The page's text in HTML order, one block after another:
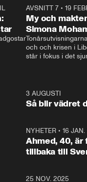
vi
AVSNITT 7• 19
My och
Simona
och och krisen i
står i fokus i det
kommentator My
Rohwedder ställer
utbildnings- och
Mohamsson till
3 AUGUSTI
Så blir vädret
NYHETER• 16
Ahmed, 40, är
tillbaka till
25 NOV. 2025